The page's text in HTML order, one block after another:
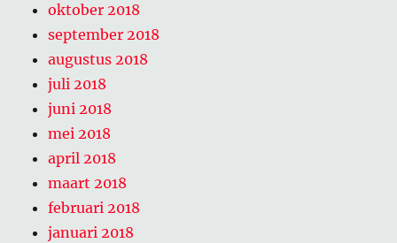
oktober 2018
september 2018
augustus 2018
juli 2018
juni 2018
mei 2018
april 2018
maart 2018
februari 2018
januari 2018